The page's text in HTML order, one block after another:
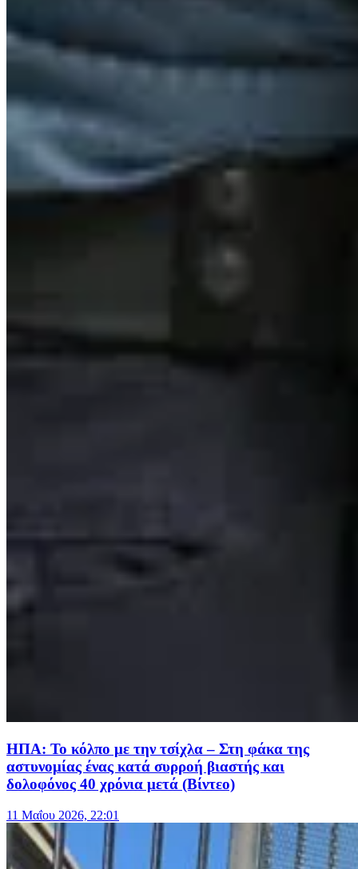
ΗΠΑ: Το κόλπο με την τσίχλα – Στη φάκα της
αστυνομίας ένας κατά συρροή βιαστής και
δολοφόνος 40 χρόνια μετά (Βίντεο)
11 Μαΐου 2026, 22:01